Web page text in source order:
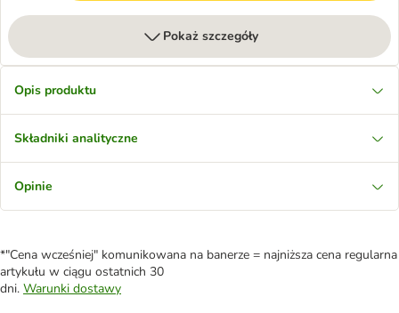
Pokaż szczegóły
Opis produktu
Składniki analityczne
Opinie
*"Cena wcześniej" komunikowana na banerze = najniższa cena regularna
artykułu w ciągu ostatnich 30
dni. Warunki dostawy